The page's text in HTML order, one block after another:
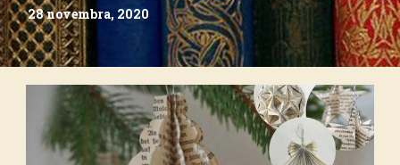
28 novembra, 2020